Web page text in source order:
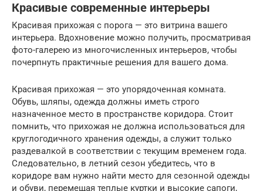
Красивые современные интерьеры
Красивая прихожая с порога — это витрина вашего
интерьера. Вдохновение можно получить, просматривая
фото-галерею из многочисленных интерьеров, чтобы
почерпнуть практичные решения для вашего дома.
Красивая прихожая — это упорядоченная комната.
Обувь, шляпы, одежда должны иметь строго
назначенное место в пространстве коридора. Стоит
помнить, что прихожая не должна использоваться для
круглогодичного хранения одежды, а служит только
раздевалкой в соответствии с текущим временем года.
Следовательно, в летний сезон убедитесь, что в
коридоре вам нужно найти место для сезонной одежды
и обуви, перемещая теплые куртки и высокие сапоги,